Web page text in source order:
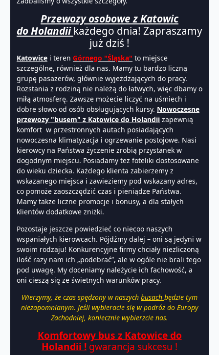
Przewozy osobowe z Katowic
do Holandiikażdego dnia! Zapraszamy
już dziś !
Katowice i teren Górnego "Śląska" to miejsce
szczególne, również dla nas. Mamy tu bardzo liczną
grupę pasażerów, głównie wyjeżdżających do pracy.
Rozstania z rodziną nie należą do łatwych, więc dbamy o
miłą atmosferę. Zawsze możecie liczyć na uśmiech i
dobre słowo od osób obsługujących kursy. Nowoczesne
przewozy "busem" z Katowice do Holandii zapewnią
komfort w przestronnych autach posiadających
nowoczesna klimatyzacja i ogrzewanie postojowe. Nasi
kierowcy na Państwa życzenie zrobią przystanek w
dogodnym miejscu. Posiadamy też foteliki dostosowane
do wieku dziecka. Każdego klienta zabierzemy z
wskazanego miejsca i zawieziemy pod wskazany adres,
co pomoże zaoszczędzić czas i pieniądze Państwa.
Mamy także liczne promocje i bonusy, a dla stałych
klientów dodatkowe zniżki.
Pozostaje jeszcze powiedzieć co niecoo naszych
wspaniałych kierowcach. Pójdźmy dalej – oni są jedyni w
swoim rodzaju! Konkurencyjne firmy chciały niezliczoną
ilość razy nam ich „podebrać”, ale w ogóle nie brali tego
pod uwagę. My doceniamy należycie ich fachowość, a
oni cieszą się ze świetnych warunków pracy.
Wierzymy, że czas spędzony w naszych busach będzie tym
niezapomnianym. Jeśli wybieracie się w podróż do Europy
Zachodniej, koniecznie wybierzcie nas.
Komfortowy bus z Katowice do
Holandii ! gwarancja sukcesu !